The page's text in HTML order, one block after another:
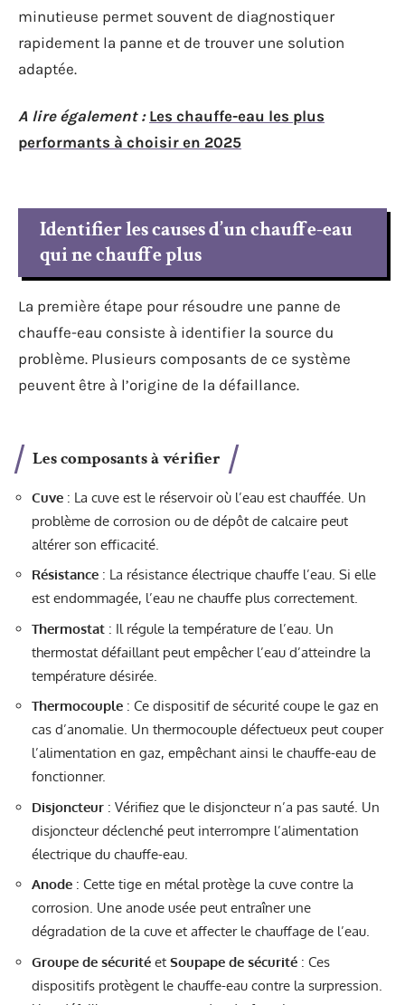
minutieuse permet souvent de diagnostiquer
rapidement la panne et de trouver une solution
adaptée.
A lire également : Les chauffe-eau les plus
performants à choisir en 2025
Identifier les causes d’un chauffe-eau
qui ne chauffe plus
La première étape pour résoudre une panne de
chauffe-eau consiste à identifier la source du
problème. Plusieurs composants de ce système
peuvent être à l’origine de la défaillance.
Les composants à vérifier
Cuve : La cuve est le réservoir où l’eau est chauffée. Un
problème de corrosion ou de dépôt de calcaire peut
altérer son efficacité.
Résistance : La résistance électrique chauffe l’eau. Si elle
est endommagée, l’eau ne chauffe plus correctement.
Thermostat : Il régule la température de l’eau. Un
thermostat défaillant peut empêcher l’eau d’atteindre la
température désirée.
Thermocouple : Ce dispositif de sécurité coupe le gaz en
cas d’anomalie. Un thermocouple défectueux peut couper
l’alimentation en gaz, empêchant ainsi le chauffe-eau de
fonctionner.
Disjoncteur : Vérifiez que le disjoncteur n’a pas sauté. Un
disjoncteur déclenché peut interrompre l’alimentation
électrique du chauffe-eau.
Anode : Cette tige en métal protège la cuve contre la
corrosion. Une anode usée peut entraîner une
dégradation de la cuve et affecter le chauffage de l’eau.
Groupe de sécurité et Soupape de sécurité : Ces
dispositifs protègent le chauffe-eau contre la surpression.